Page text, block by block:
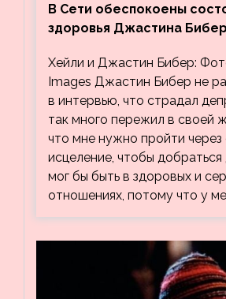
В Сети обеспокоены
здоровья Джастина
Хейли
Хейли и Джастин Бибер:
Images Джастин Бибер не
в интервью, что страдал
так много пережил в своей
что мне нужно пройти через
исцеление, чтобы добраться
мог бы быть в здоровых и
отношениях, потому что у